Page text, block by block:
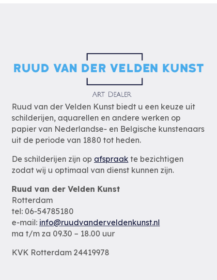
Ruud van der Velden Kunst biedt u een keuze uit
schilderijen, aquarellen en andere werken op
papier van Nederlandse- en Belgische kunstenaars
uit de periode van 1880 tot heden.
De schilderijen zijn op afspraak te bezichtigen
zodat wij u optimaal van dienst kunnen zijn.
Ruud van der Velden Kunst
Rotterdam
tel: 06-54785180
e-mail: info@ruudvanderveldenkunst.nl
ma t/m za 09.30 – 18.00 uur
KVK Rotterdam 24419978